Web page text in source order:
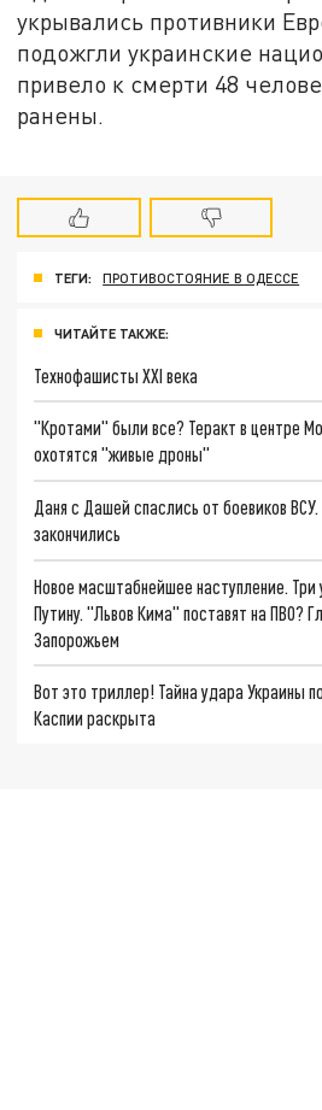
укрывались противники
подожгли украинские
привело к смерти 48
ранены.
ТЕГИ: ПРОТИВОСТОЯНИЕ В ОДЕССЕ
ЧИТАЙТЕ ТАКЖЕ:
Технофашисты XXI века
"Кротами" были все? Теракт в центре
охотятся "живые дроны"
Даня с Дашей спаслись от боевиков
закончились
Новое масштабнейшее наступление. Три
Путину. "Львов Кима" поставят на ПВО?
Запорожьем
Вот это триллер! Тайна удара Украины
Каспии раскрыта